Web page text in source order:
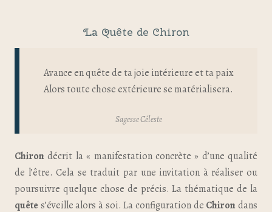
La Quête de Chiron
Avance en quête de ta joie intérieure et ta paix
Alors toute chose extérieure se matérialisera.
Sagesse Céleste
Chirondécrit la « manifestation concrète » d’une qualité
de l’être. Cela se traduit par une invitation à réaliser ou
poursuivre quelque chose de précis. La thématique de la
quête s’éveille alors à soi. La configuration de Chirondans